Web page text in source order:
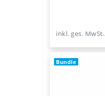
inkl. ges. MwSt.
Bundle